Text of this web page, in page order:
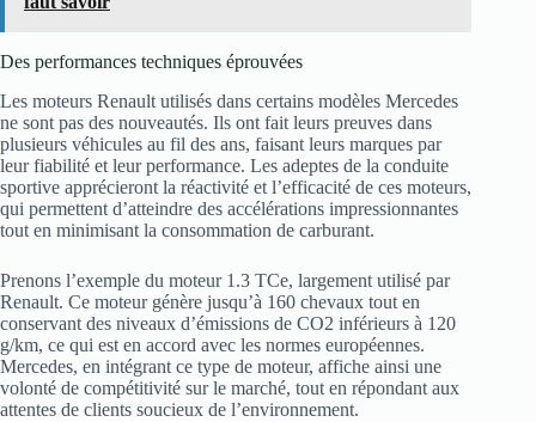
Des performances techniques éprouvées
Les moteurs Renault utilisés dans certains modèles Mercedes
ne sont pas des nouveautés. Ils ont fait leurs preuves dans
plusieurs véhicules au fil des ans, faisant leurs marques par
leur fiabilité et leur performance. Les adeptes de la conduite
sportive apprécieront la réactivité et l’efficacité de ces moteurs,
qui permettent d’atteindre des accélérations impressionnantes
tout en minimisant la consommation de carburant.
Prenons l’exemple du moteur 1.3 TCe, largement utilisé par
Renault. Ce moteur génère jusqu’à 160 chevaux tout en
conservant des niveaux d’émissions de CO2 inférieurs à 120
g/km, ce qui est en accord avec les normes européennes.
Mercedes, en intégrant ce type de moteur, affiche ainsi une
volonté de compétitivité sur le marché, tout en répondant aux
attentes de clients soucieux de l’environnement.